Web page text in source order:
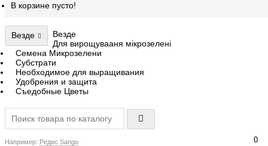
0
В корзине пусто!
Везде
Везде
Для вирощувааня мікрозелені
Семена Микрозелени
Субстрати
Необходимое для выращивания
Удобрения и защита
Съедобные Цветы
Например: Редис Sango